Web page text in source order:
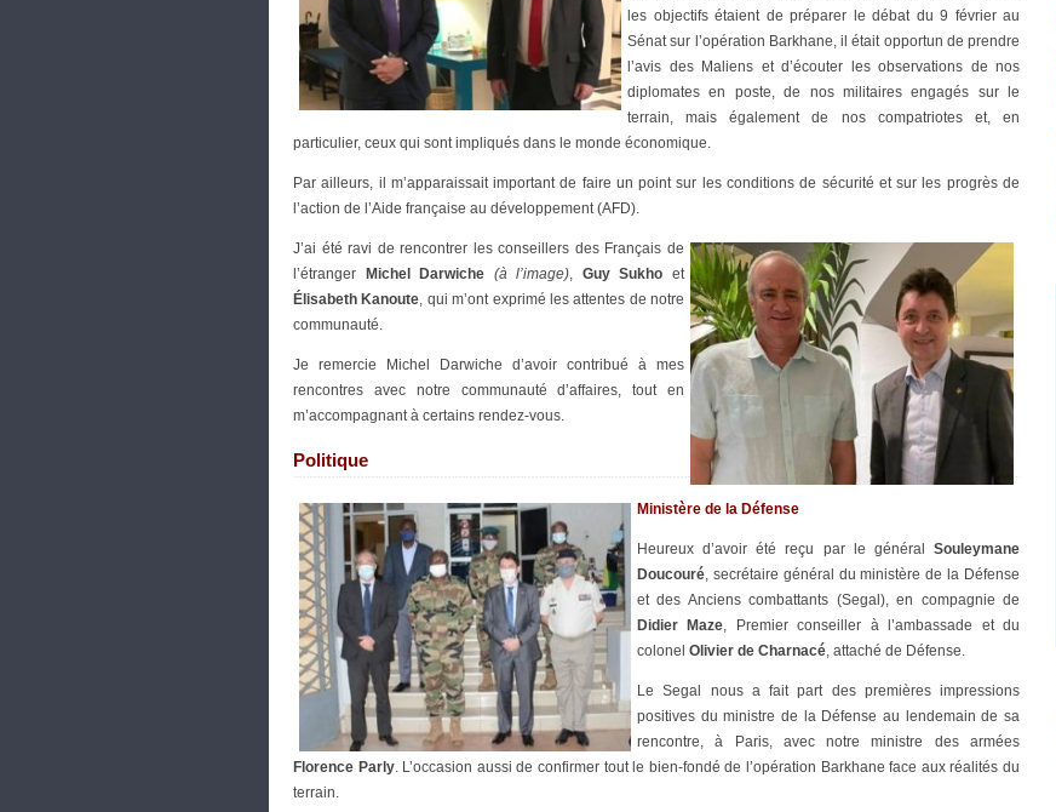
les objectifs étaient de préparer le débat du 9 février au
Sénat sur l’opération Barkhane, il était opportun de prendre
l’avis des Maliens et d’écouter les observations de nos
diplomates en poste, de nos militaires engagés sur le
terrain, mais également de nos compatriotes et, en
particulier, ceux qui sont impliqués dans le monde économique.
Par ailleurs, il m’apparaissait important de faire un point sur les conditions de sécurité et sur les progrès de
l’action de l’Aide française au développement (AFD).
J’ai été ravi de rencontrer les conseillers des Français de
l’étranger
Michel Darwiche (à l’image), Guy Sukho et
Élisabeth Kanoute, qui m’ont exprimé les attentes de notre
communauté.
Je remercie Michel Darwiche d’avoir contribué à mes
rencontres avec notre communauté d’affaires, tout en
m’accompagnant à certains rendez-vous.
Politique
Ministère de la Défense
Heureux d’avoir été reçu par le général Souleymane
Doucouré, secrétaire général du ministère de la Défense
et des Anciens combattants (Segal), en compagnie de
Didier Maze, Premier conseiller à l’ambassade et du
colonel Olivier de Charnacé, attaché de Défense.
Le Segal nous a fait part des premières impressions
positives du ministre de la Défense au lendemain de sa
rencontre, à Paris, avec notre ministre des armées
Florence Parly. L’occasion aussi de confirmer tout le bien-fondé de l’opération Barkhane face aux réalités du
terrain.